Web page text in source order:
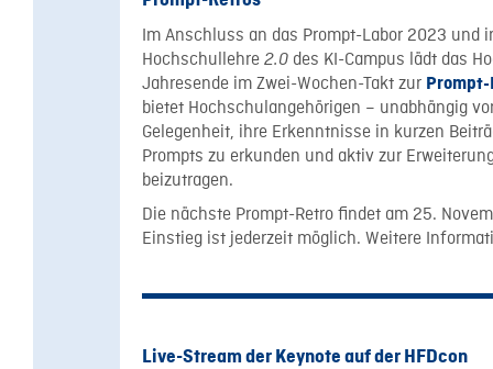
Im Anschluss an das Prompt-Labor 2023 und
Hochschullehre2.0des KI-Campus lädt das
Jahresende im Zwei-Wochen-Takt zur
bietet Hochschulangehörigen – unabhängig
Gelegenheit, ihre Erkenntnisse in kurzen
Prompts zu erkunden und aktiv zur
beizutragen.
Die nächste Prompt-Retro findet am 25.
Einstieg ist jederzeit möglich. Weitere
Live-Stream der Keynote auf der HFDcon